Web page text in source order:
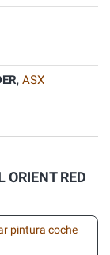
, ASX
RED
pintura coche